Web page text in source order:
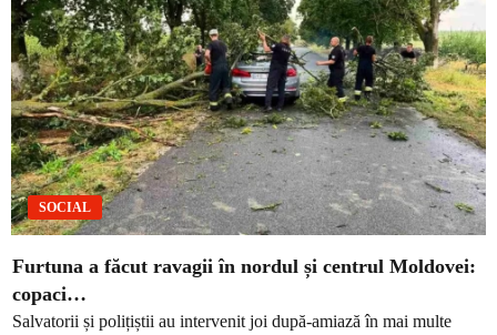
SOCIAL
Furtuna a făcut ravagii în nordul și centrul Moldovei:
copaci…
Salvatorii și polițiștii au intervenit joi după-amiază în mai multe